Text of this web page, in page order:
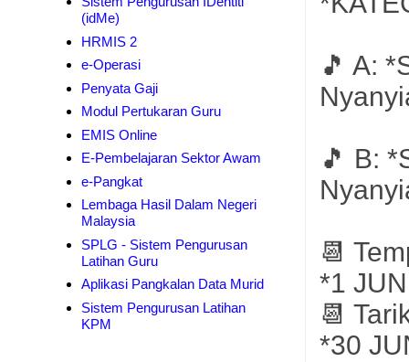
🎵 A:
🎵 B:
📆
*1
📆
*30
(idMe)
HRMIS 2
e-Operasi
Penyata Gaji
Modul Pertukaran Guru
EMIS Online
E-Pembelajaran Sektor Awam
e-Pangkat
Lembaga Hasil Dalam Negeri
Malaysia
SPLG - Sistem Pengurusan
Latihan Guru
Aplikasi Pangkalan Data Murid
Sistem Pengurusan Latihan
KPM